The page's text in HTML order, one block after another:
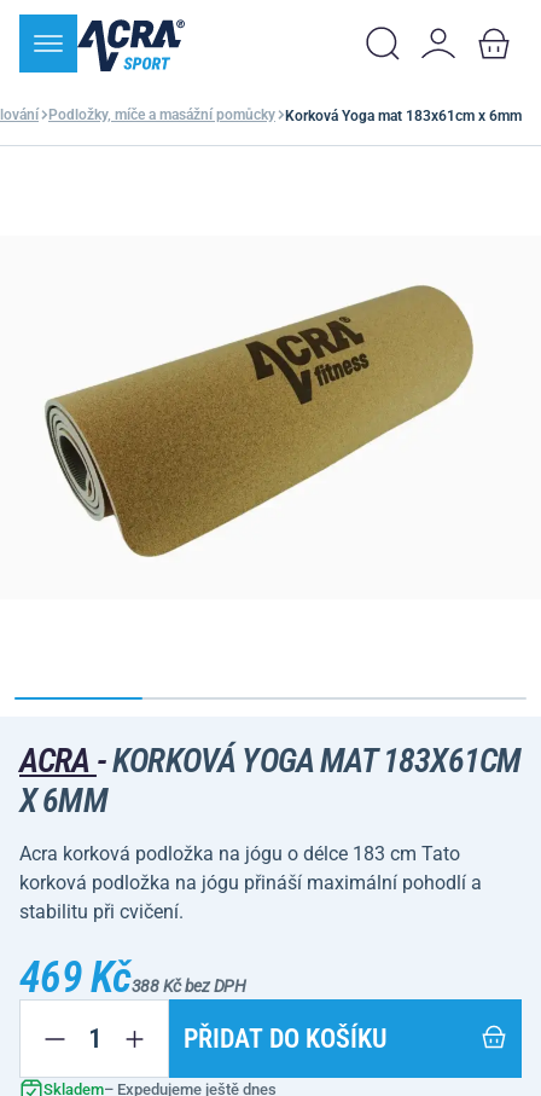
Podložky, míče a masážní pomůcky Korková Yoga mat 183x61cm x 6mm
ACRA -KORKOVÁ YOGA MAT 183X61CM
X 6MM
Acra korková podložka na jógu o délce 183 cm Tato
korková podložka na jógu přináší maximální pohodlí a
stabilitu při cvičení.
469 Kč388 Kč bez DPH
PŘIDAT DO KOŠÍKU
Skladem– Expedujeme ještě dnes